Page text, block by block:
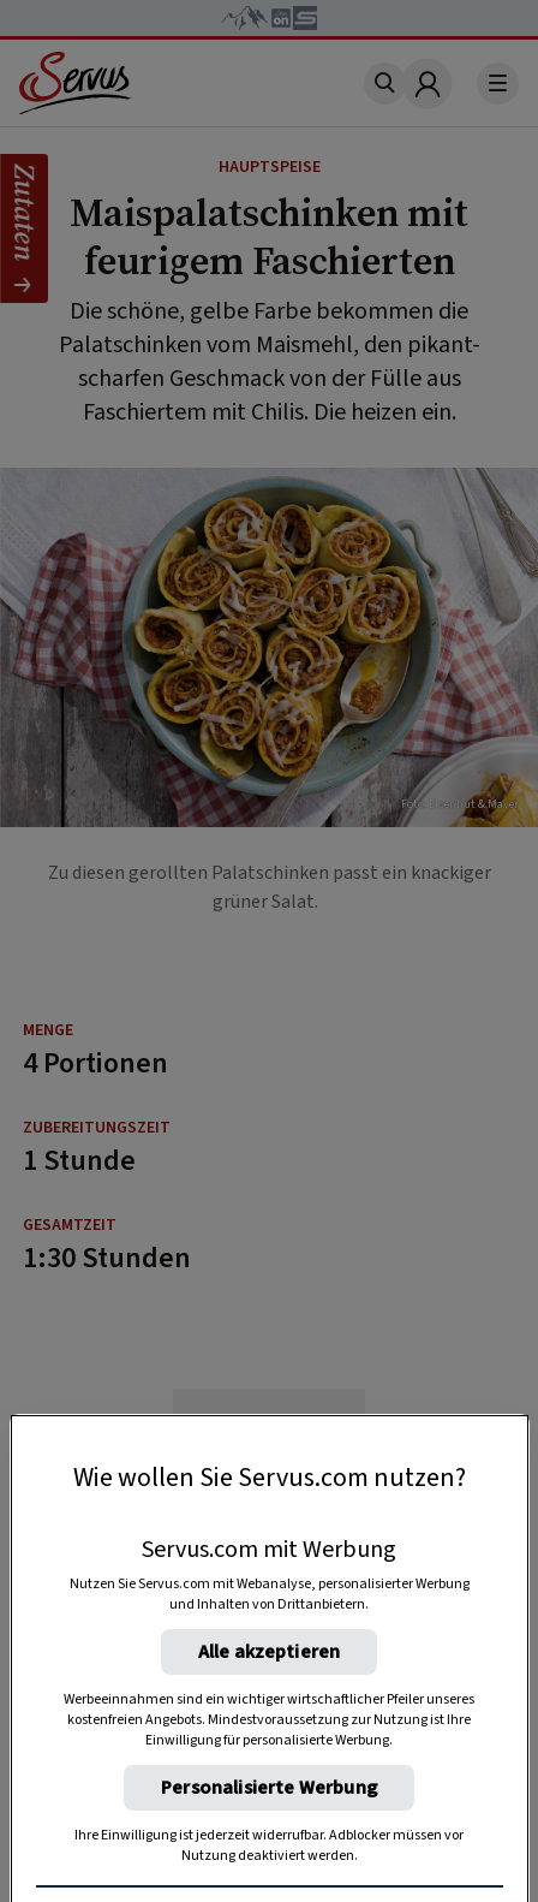
Account
HAUPTSPEISE
Maispalatschinken mit
feurigem Faschierten
Die schöne, gelbe Farbe bekommen die
Palatschinken vom Maismehl, den pikant-
scharfen Geschmack von der Fülle aus
Faschiertem mit Chilis. Die heizen ein.
Foto: EIsenhut & Mayer
Zu diesen gerollten Palatschinken passt ein knackiger
grüner Salat.
4 Portionen
1 Stunde
1:30 Stunden
Anzeige
Zutaten
Wie wollen Sie Servus.com nutzen?
Servus.com mit Werbung
Nutzen Sie Servus.com mit Webanalyse, personalisierter Werbung
und Inhalten von Drittanbietern.
Alle akzeptieren
Werbeeinnahmen sind ein wichtiger wirtschaftlicher Pfeiler unseres
kostenfreien Angebots. Mindestvoraussetzung zur Nutzung ist Ihre
Einwilligung für personalisierte Werbung.
Personalisierte Werbung
Ihre Einwilligung ist jederzeit widerrufbar. Adblocker müssen vor
Nutzung deaktiviert werden.